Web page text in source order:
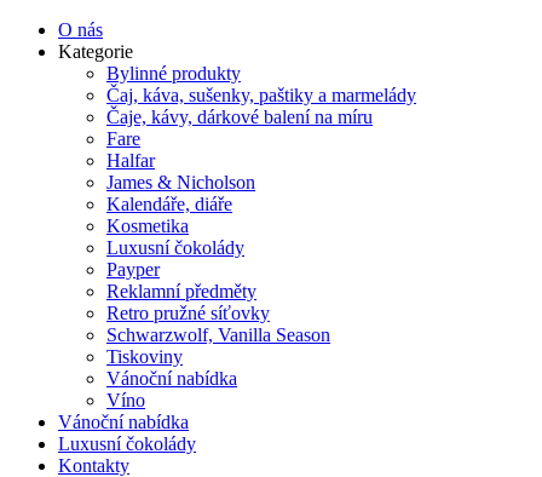
O nás
Kategorie
Bylinné produkty
Čaj, káva, sušenky, paštiky a marmelády
Čaje, kávy, dárkové balení na míru
Fare
Halfar
James & Nicholson
Kalendáře, diáře
Kosmetika
Luxusní čokolády
Payper
Reklamní předměty
Retro pružné síťovky
Schwarzwolf, Vanilla Season
Tiskoviny
Vánoční nabídka
Víno
Vánoční nabídka
Luxusní čokolády
Kontakty